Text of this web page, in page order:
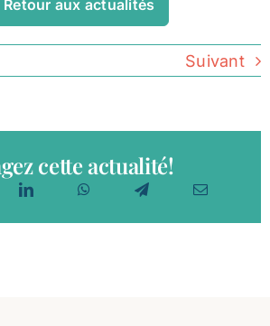
Retour aux actualités
Suivant
cette actualité!